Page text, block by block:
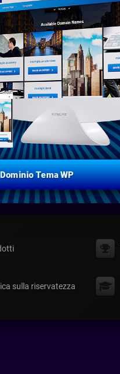
Dominio Tema WP
sulla riservatezza